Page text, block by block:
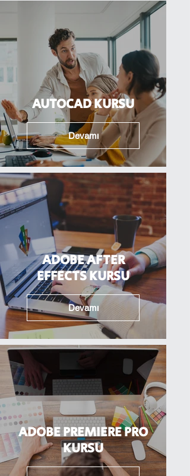
AUTOCAD KURSU
Devamı
ADOBE AFTER
EFFECTS KURSU
Devamı
ADOBE PREMIERE PRO
KURSU